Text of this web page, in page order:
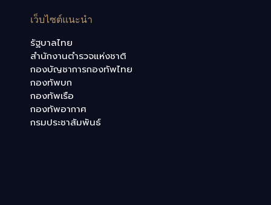
เว็บไซต์แนะนำ
รัฐบาลไทย
สำนักงานตำรวจแห่งชาติ
กองบัญชาการกองทัพไทย
กองทัพบก
กองทัพเรือ
กองทัพอากาศ
กรมประชาสัมพันธ์